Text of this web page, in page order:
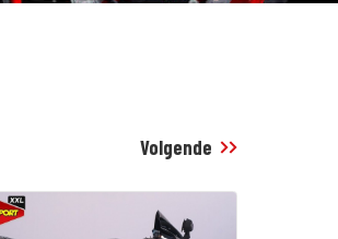
Volgende